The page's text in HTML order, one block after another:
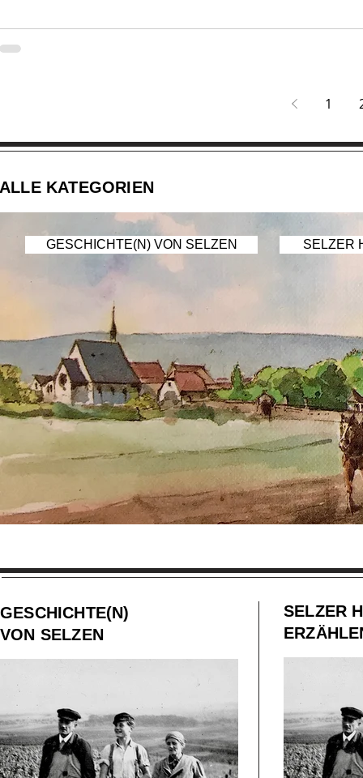
1
ALLE KATEGORIEN
GESCHICHTE(N) VON SELZEN SELZER
GESCHICHTE(N)
VON SELZEN
SELZER